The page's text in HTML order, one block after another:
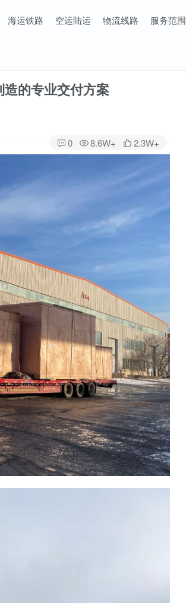
海运铁路 空运陆运 物流线路 服务范围
的专业交付方案
0 8.6W+ 2.3W+